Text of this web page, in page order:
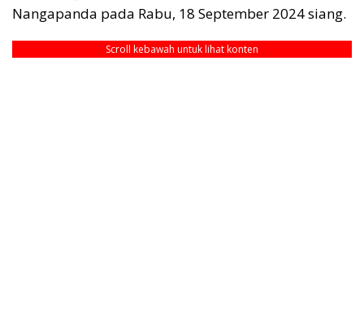
Nangapanda pada Rabu, 18 September 2024 siang.
Scroll kebawah untuk lihat konten